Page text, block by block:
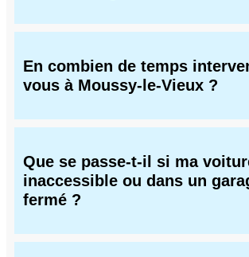
En combien de temps
vous à Moussy-le-Vieux ?
Que se passe-t-il si ma
inaccessible ou dans un
fermé ?